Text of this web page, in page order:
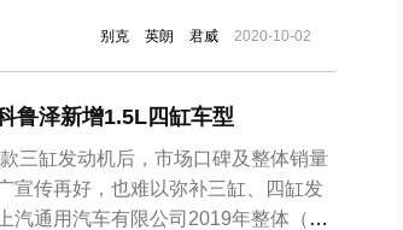
有一定的地位，销量上仅次于上汽通
别克 英朗 君威 2020-10-02
鲁泽新增1.5L四缸车型
三缸发动机后，市场口碑及整体销量
宣传再好，也难以弥补三缸、四缸发
汽通用汽车有限公司2019年整体（别